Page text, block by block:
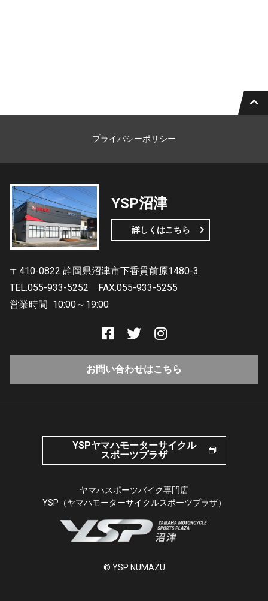
プライバシーポリシー
YSP沼津
詳しくはこちら
〒410-0822 静岡県沼津市下香貫前原1480-3
TEL.055-933-5252
FAX.055-933-5255
営業時間 10:00～19:00
お問い合わせはこちら
YSPヤマハモーターサイクル
スポーツプラザ
ヤマハスポーツバイク専門店
YSP（ヤマハモーターサイクルスポーツプラザ）
© YSP NUMAZU